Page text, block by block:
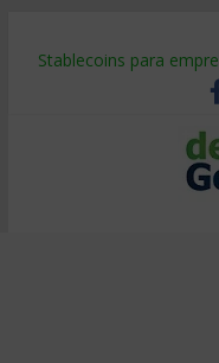
Stablecoins para
Despido silencioso:
IA en selección de
Trabajo forzoso en la
Mercado hispano de